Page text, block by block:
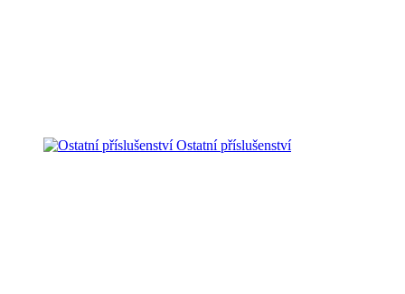
Ostatní příslušenství